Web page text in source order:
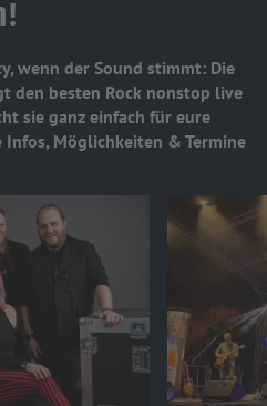
wenn der Sound stimmt: Die
den besten Rock nonstop live
sie ganz einfach für eure
Möglichkeiten & Termine